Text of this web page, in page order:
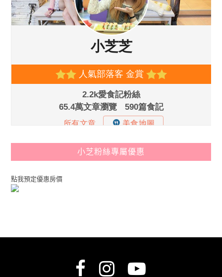
小芝粉絲專屬優惠
點我預定優惠房價